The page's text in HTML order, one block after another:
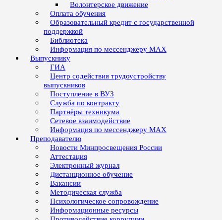
Волонтерское движение
Оплата обучения
Образовательный кредит с государственной
поддержкой
Библиотека
Информация по мессенджеру MAX
Выпускнику
ГИА
Центр содействия трудоустройству
выпускников
Поступление в ВУЗ
Служба по контракту
Партнёры техникума
Сетевое взаимодействие
Информация по мессенджеру MAX
Преподавателю
Новости Минпросвещения России
Аттестация
Электронный журнал
Дистанционное обучение
Вакансии
Методическая служба
Психологическое сопровождение
Информационные ресурсы